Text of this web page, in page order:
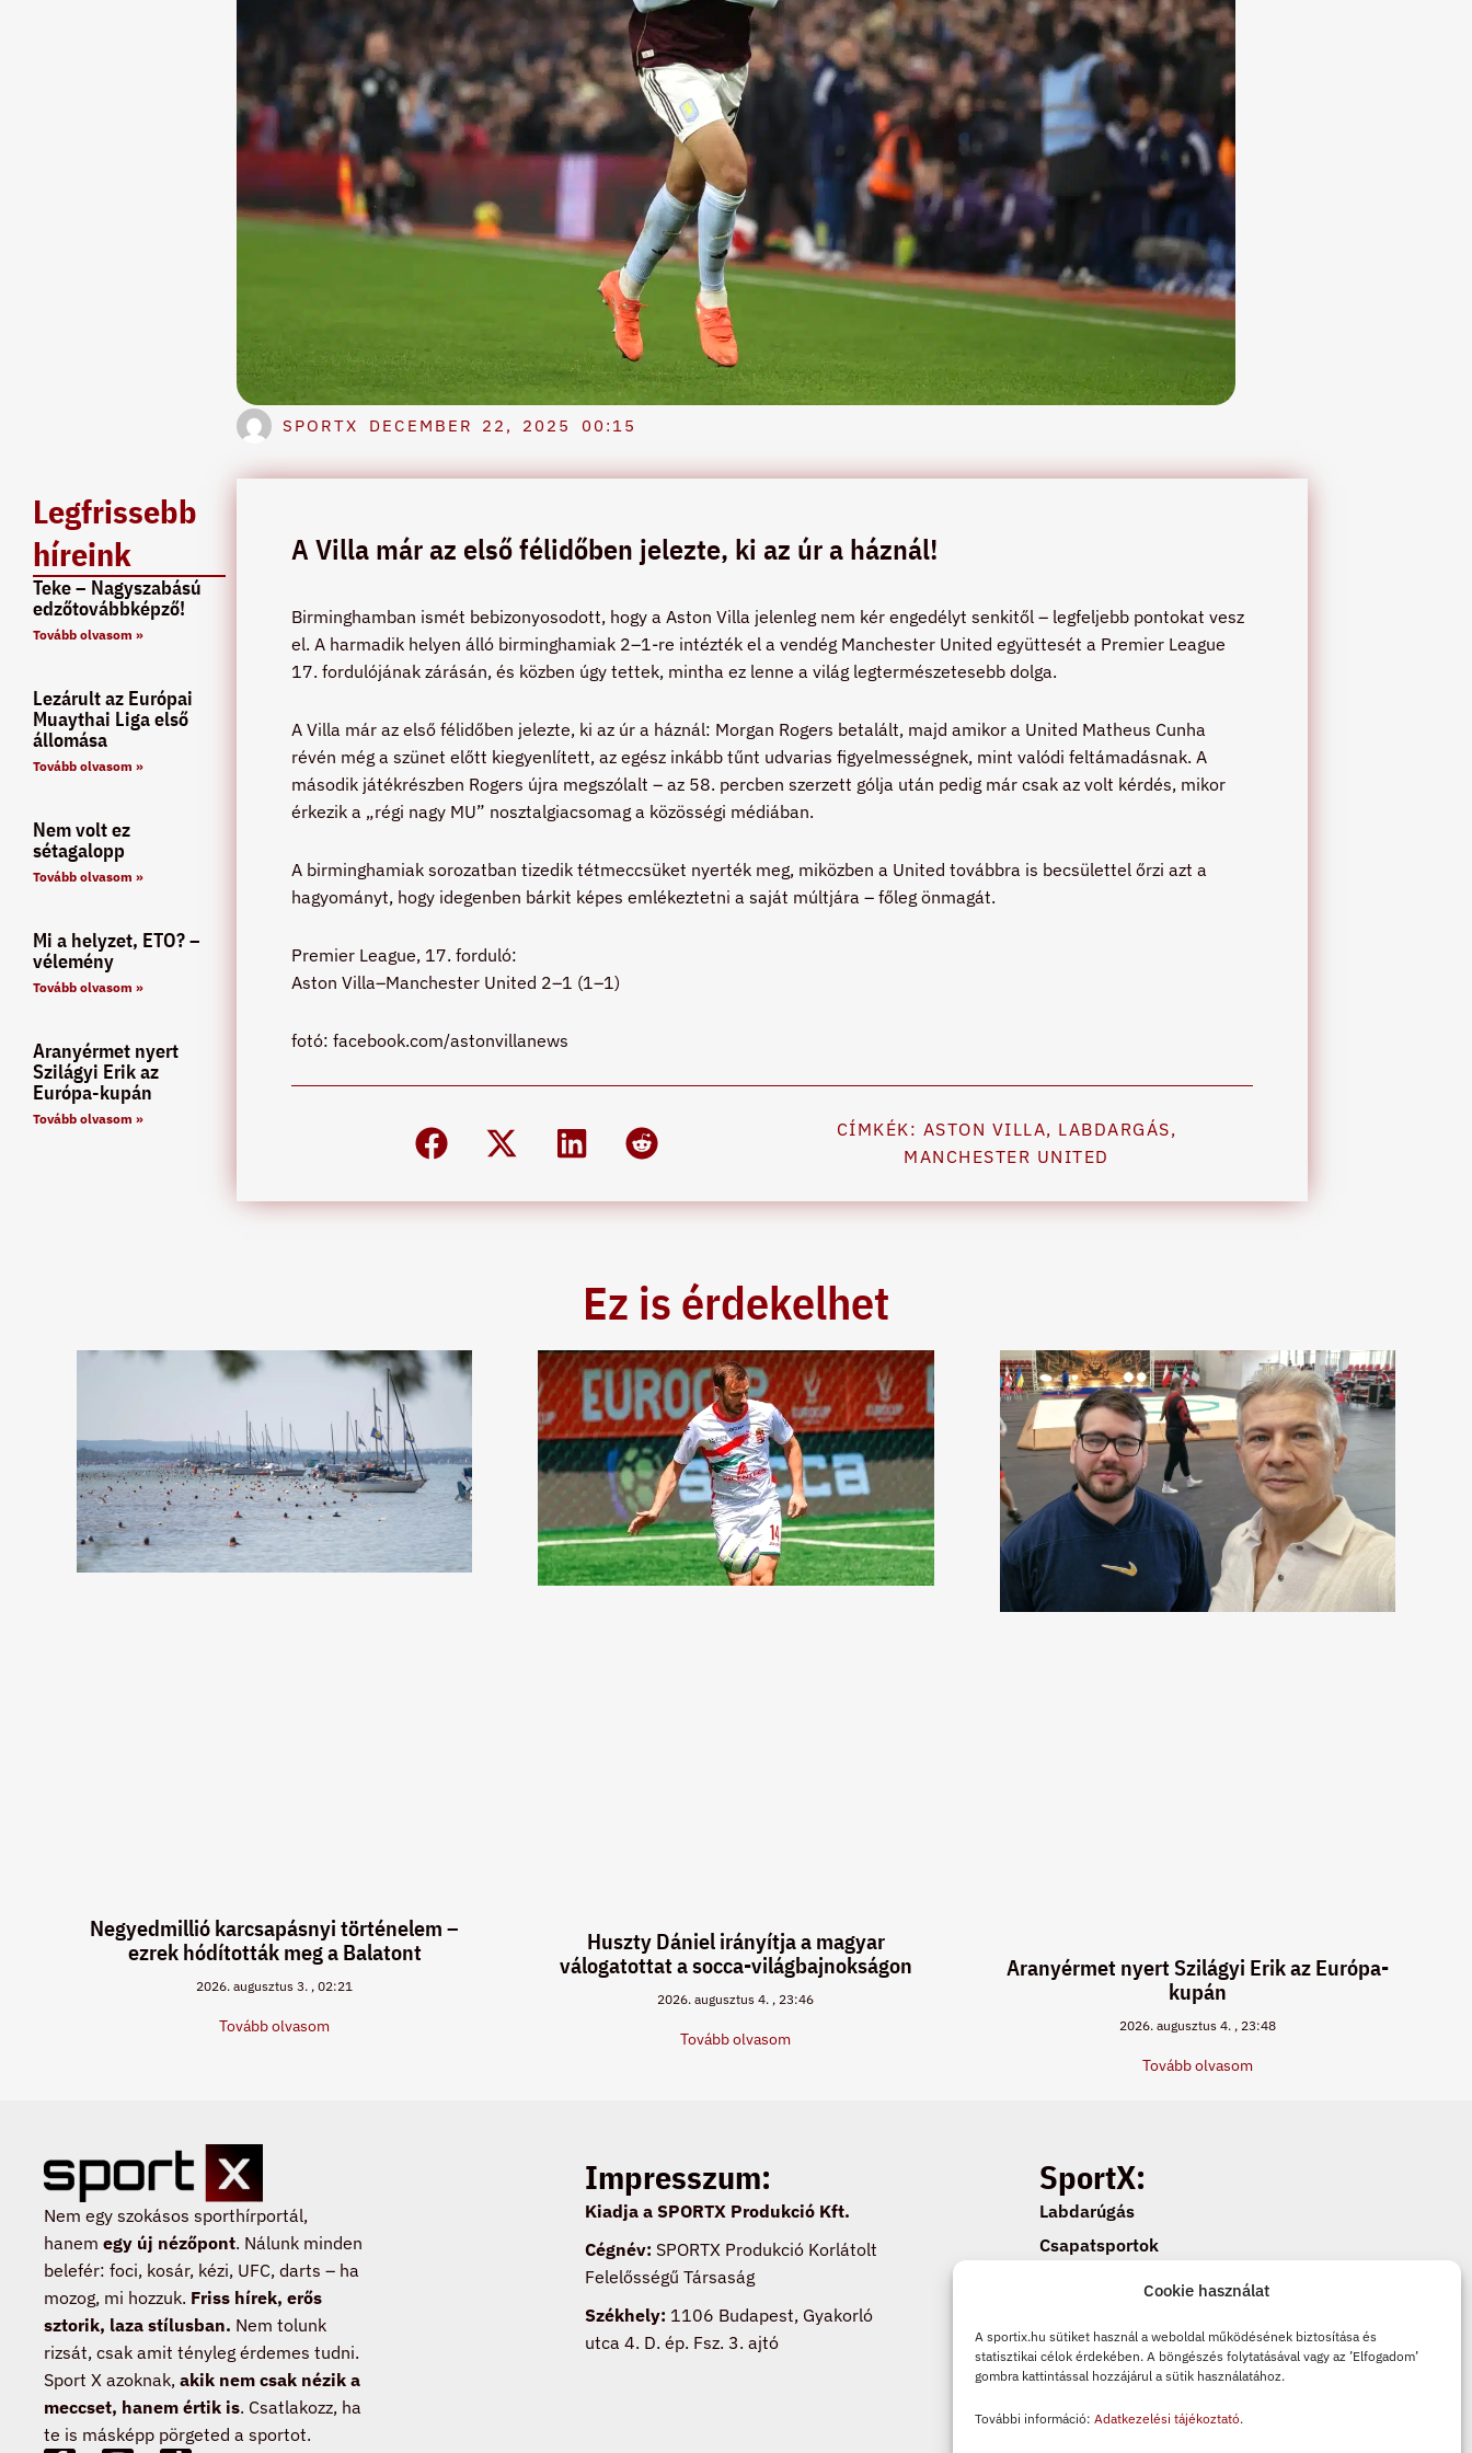
Cookie használat
A sportix.hu sütiket használ a weboldal működésének biztosítása és
statisztikai célok érdekében. A böngészés folytatásával vagy az ’Elfogadom’
gombra kattintással hozzájárul a sütik használatához.
További információ: Adatkezelési tájékoztató.
SPORTX DECEMBER 22, 2025 00:15
Legfrissebb
híreink
Teke – Nagyszabású
edzőtovábbképző!
Tovább olvasom »
Lezárult az Európai
Muaythai Liga első
állomása
Tovább olvasom »
Nem volt ez
sétagalopp
Tovább olvasom »
Mi a helyzet, ETO? –
vélemény
Tovább olvasom »
Aranyérmet nyert
Szilágyi Erik az
Európa-kupán
Tovább olvasom »
A Villa már az első félidőben jelezte, ki az úr a háznál!
Birminghamban ismét bebizonyosodott, hogy a Aston Villa jelenleg nem kér engedélyt senkitől – legfeljebb pontokat vesz
el. A harmadik helyen álló birminghamiak 2–1-re intézték el a vendég Manchester United együttesét a Premier League
17. fordulójának zárásán, és közben úgy tettek, mintha ez lenne a világ legtermészetesebb dolga.
A Villa már az első félidőben jelezte, ki az úr a háznál: Morgan Rogers betalált, majd amikor a United Matheus Cunha
révén még a szünet előtt kiegyenlített, az egész inkább tűnt udvarias figyelmességnek, mint valódi feltámadásnak. A
második játékrészben Rogers újra megszólalt – az 58. percben szerzett gólja után pedig már csak az volt kérdés, mikor
érkezik a „régi nagy MU” nosztalgiacsomag a közösségi médiában.
A birminghamiak sorozatban tizedik tétmeccsüket nyerték meg, miközben a United továbbra is becsülettel őrzi azt a
hagyományt, hogy idegenben bárkit képes emlékeztetni a saját múltjára – főleg önmagát.
Premier League, 17. forduló:
Aston Villa–Manchester United 2–1 (1–1)
fotó: facebook.com/astonvillanews
CÍMKÉK: ASTON VILLA, LABDARGÁS,
MANCHESTER UNITED
Ez is érdekelhet
Negyedmillió karcsapásnyi történelem –
ezrek hódították meg a Balatont
2026. augusztus 3. 02:21
Tovább olvasom
Huszty Dániel irányítja a magyar
válogatottat a socca-világbajnokságon
2026. augusztus 4. 23:46
Tovább olvasom
Aranyérmet nyert Szilágyi Erik az Európa-
kupán
2026. augusztus 4. 23:48
Tovább olvasom
Nem egy szokásos sporthírportál,
hanem egy új nézőpont. Nálunk minden
belefér: foci, kosár, kézi, UFC, darts – ha
mozog, mi hozzuk. Friss hírek, erős
sztorik, laza stílusban. Nem tolunk
rizsát, csak amit tényleg érdemes tudni.
Sport X azoknak, akik nem csak nézik a
meccset, hanem értik is. Csatlakozz, ha
te is másképp pörgeted a sportot.
Impresszum:
Kiadja a SPORTX Produkció Kft.
Cégnév: SPORTX Produkció Korlátolt
Felelősségű Társaság
Székhely: 1106 Budapest, Gyakorló
utca 4. D. ép. Fsz. 3. ajtó
SportX:
Labdarúgás
Csapatsportok
Adatkezelési tájékoztató
Cookie tájékoztató